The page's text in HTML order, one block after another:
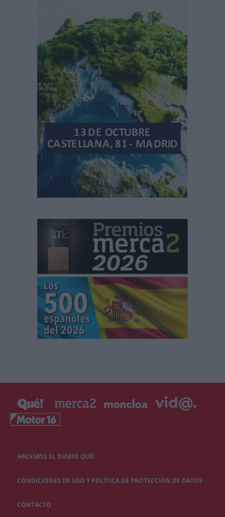
HACEMOS EL DIARIO QUÉ!
CONDICIONES DE USO Y POLÍTICA DE PROTECCIÓN DE DATOS
CONTACTO